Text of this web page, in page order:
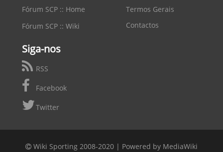
Fórum SCP :: Home
Fórum SCP :: Wiki
Termos Gerais
Contactos
Siga-nos
RSS
Facebook
Twitter
Wiki Sporting 2008-2020 | Powered by MediaWiki